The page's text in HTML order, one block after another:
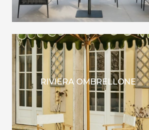
RIVIERA OMBRELLONE